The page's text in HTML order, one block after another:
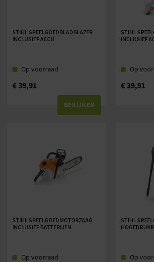
STIHL SPEELGOEDBLADBLAZER
INCLUSIEF ACCU
Op voorraad
€39,91
BEKIJKEN
STIHL
INCLUSIEF
Op
€39,91
STIHL SPEELGOEDMOTORZAAG
INCLUSIEF BATTERIJEN
Op voorraad
STIHL
Op